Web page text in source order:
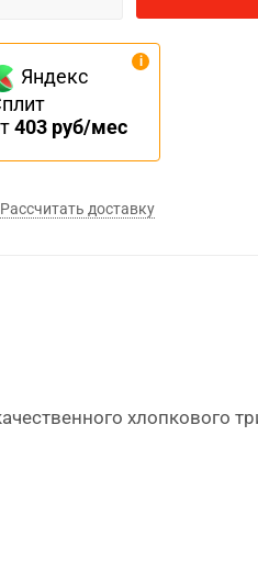
Яндекс
403 руб/мес
Рассчитать доставку
хлопкового